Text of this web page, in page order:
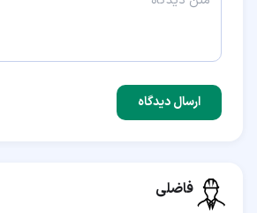
ارسال دیدگاه
فاضلی